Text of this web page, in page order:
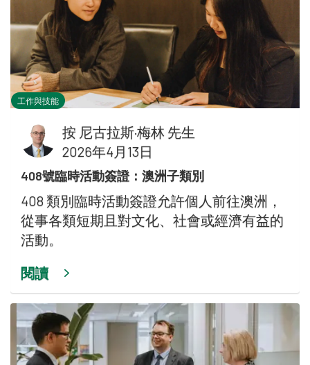
工作與技能
按 尼古拉斯·梅林 先生
2026年4月13日
408號臨時活動簽證：澳洲子類別
408 類別臨時活動簽證允許個人前往澳洲，
從事各類短期且對文化、社會或經濟有益的
活動。
閱讀